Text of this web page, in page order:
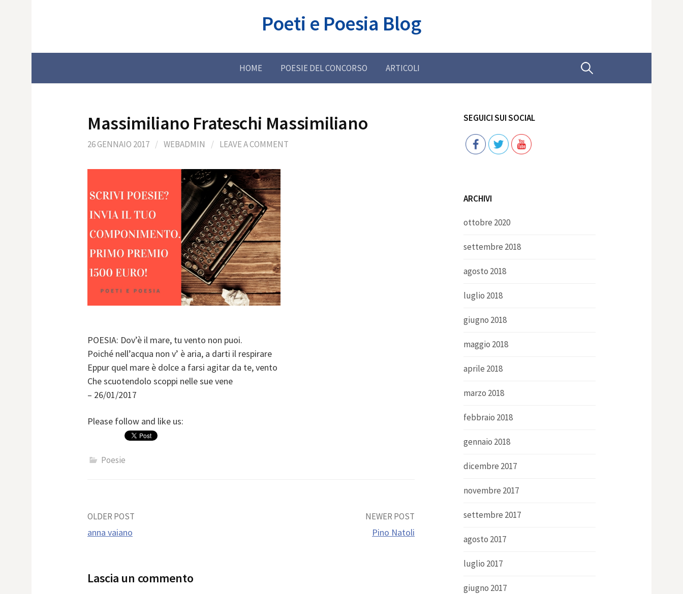
Poeti e Poesia Blog
HOME POESIE DEL CONCORSO ARTICOLI Ricerca
Massimiliano Frateschi Massimiliano
26 GENNAIO 2017 / WEBADMIN / LEAVE A COMMENT
POESIA: Dov’è il mare, tu vento non puoi.
Poiché nell’acqua non v’ è aria, a darti il respirare
Eppur quel mare è dolce a farsi agitar da te, vento
Che scuotendolo scoppi nelle sue vene
– 26/01/2017
Please follow and like us:
Poesie
Post
OLDER POST
anna vaiano
NEWER POST
Pino Natoli
Lascia un commento
SEGUICI SUI SOCIAL
Follow
ARCHIVI
ottobre 2020
settembre 2018
agosto 2018
luglio 2018
giugno 2018
maggio 2018
aprile 2018
marzo 2018
febbraio 2018
gennaio 2018
dicembre 2017
novembre 2017
settembre 2017
agosto 2017
luglio 2017
giugno 2017